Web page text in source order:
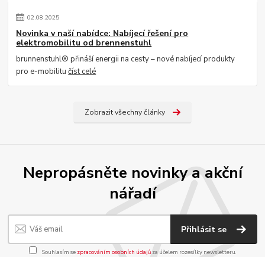
02.08.2025
Novinka v naší nabídce: Nabíjecí řešení pro
elektromobilitu od brennenstuhl
brunnenstuhl® přináší energii na cesty – nové nabíjecí produkty
pro e-mobilitučíst celé
Zobrazit všechny články
Nepropásněte novinky a akční
nářadí
Přihlásit se
Souhlasím se zpracováním osobních údajůza účelem rozesílky newsletteru.